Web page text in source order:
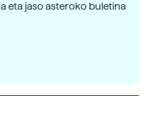
eta jaso asteroko buletina